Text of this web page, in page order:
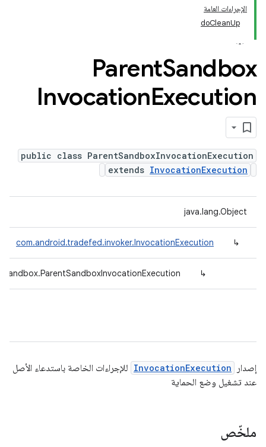
الإجراءات العامة
doCleanUp
ParentSandbox
InvocationExecution
public class ParentSandboxInvocationExecution
extends InvocationExecution
java.lang.Object
↳
com.android.tradefed.invoker.InvocationExecution
↳
إصدار InvocationExecution للإجراءات الخاصة باستدعاء الأصل
عند تشغيل وضع الحماية
ملخّص